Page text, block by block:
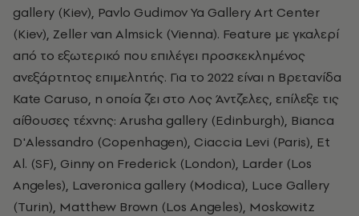
gallery (Kiev), Pavlo Gudimov Ya Gallery Art Center
(Kiev), Zeller van Almsick (Vienna). Feature με γκαλερί
από το εξωτερικό που επιλέγει προσκεκλημένος
ανεξάρτητος επιμελητής. Για το 2022 είναι η Βρετανίδα
Kate Carusο, η οποία ζει στο Λος Άντζελες, επίλεξε τις
αίθουσες τέχνης: Arusha gallery (Edinburgh), Bianca
D'Alessandro (Copenhagen), Ciaccia Levi (Paris), Et
Al. (SF), Ginny on Frederick (London), Larder (Los
Angeles), Laveronica gallery (Modica), Luce Gallery
(Turin), Matthew Brown (Los Angeles), Moskowitz